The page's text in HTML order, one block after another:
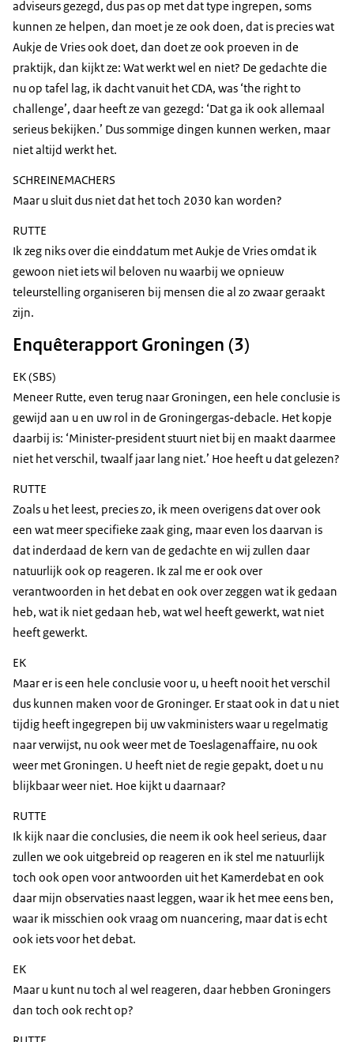
adviseurs gezegd, dus pas op met dat type ingrepen, soms
kunnen ze helpen, dan moet je ze ook doen, dat is precies wat
Aukje de Vries ook doet, dan doet ze ook proeven in de
praktijk, dan kijkt ze: Wat werkt wel en niet? De gedachte die
nu op tafel lag, ik dacht vanuit het CDA, was ‘the right to
challenge’, daar heeft ze van gezegd: ‘Dat ga ik ook allemaal
serieus bekijken.’ Dus sommige dingen kunnen werken, maar
niet altijd werkt het.
SCHREINEMACHERS
Maar u sluit dus niet dat het toch 2030 kan worden?
RUTTE
Ik zeg niks over die einddatum met Aukje de Vries omdat ik
gewoon niet iets wil beloven nu waarbij we opnieuw
teleurstelling organiseren bij mensen die al zo zwaar geraakt
zijn.
Enquêterapport Groningen (3)
EK (SBS)
Meneer Rutte, even terug naar Groningen, een hele conclusie is
gewijd aan u en uw rol in de Groningergas-debacle. Het kopje
daarbij is: ‘Minister-president stuurt niet bij en maakt daarmee
niet het verschil, twaalf jaar lang niet.’ Hoe heeft u dat gelezen?
RUTTE
Zoals u het leest, precies zo, ik meen overigens dat over ook
een wat meer specifieke zaak ging, maar even los daarvan is
dat inderdaad de kern van de gedachte en wij zullen daar
natuurlijk ook op reageren. Ik zal me er ook over
verantwoorden in het debat en ook over zeggen wat ik gedaan
heb, wat ik niet gedaan heb, wat wel heeft gewerkt, wat niet
heeft gewerkt.
EK
Maar er is een hele conclusie voor u, u heeft nooit het verschil
dus kunnen maken voor de Groninger. Er staat ook in dat u niet
tijdig heeft ingegrepen bij uw vakministers waar u regelmatig
naar verwijst, nu ook weer met de Toeslagenaffaire, nu ook
weer met Groningen. U heeft niet de regie gepakt, doet u nu
blijkbaar weer niet. Hoe kijkt u daarnaar?
RUTTE
Ik kijk naar die conclusies, die neem ik ook heel serieus, daar
zullen we ook uitgebreid op reageren en ik stel me natuurlijk
toch ook open voor antwoorden uit het Kamerdebat en ook
daar mijn observaties naast leggen, waar ik het mee eens ben,
waar ik misschien ook vraag om nuancering, maar dat is echt
ook iets voor het debat.
EK
Maar u kunt nu toch al wel reageren, daar hebben Groningers
dan toch ook recht op?